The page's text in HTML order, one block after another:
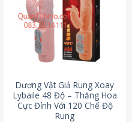
Dương Vật Giả Rung Xoay
Lybaile 48 Độ – Thăng Hoa
Cực Đỉnh Với 120 Chế Độ
Rung